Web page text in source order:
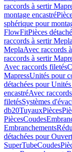
raccords à sertir
montage encastré
sphérique pour
FlowFitPièces
raccords à sertir Mepla
MeplaAvec raccords
raccords à sertir
Avec raccords filetés
MapressUnités pour
détachées pour
encastréAvec
filetésSystèmes
db20TuyauxPièces
PiècesCoudes
Embranchements
détachées pour
SuperTubeCoudes